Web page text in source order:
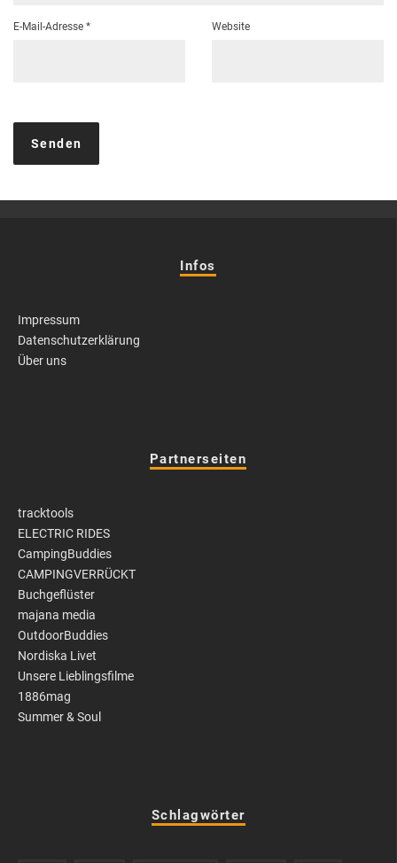
E-Mail-Adresse * Website
Infos
Impressum
Datenschutzerklärung
Über uns
Partnerseiten
tracktools
ELECTRIC RIDES
CampingBuddies
CAMPINGVERRÜCKT
Buchgeflüster
majana media
OutdoorBuddies
Nordiska Livet
Unsere Lieblingsfilme
1886mag
Summer & Soul
Schlagwörter